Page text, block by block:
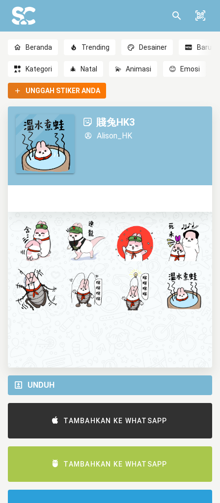
Beranda Trending Desainer Baru
Kategori 🎄 Natal 💫 Animasi 😊 Emosi
UNGGAH STIKER ANDA
賤兔HK3
Alison_HK
UNDUH
TAMBAHKAN KE WHATSAPP
TAMBAHKAN KE WHATSAPP